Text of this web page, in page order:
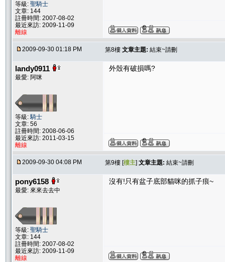
等級: 聖騎士
文章: 144
註冊時間: 2007-08-02
最近來訪: 2009-11-09
離線
2009-09-30 01:18 PM 第8樓 文章主題: 結束~請刪
landy0911
最愛: 阿咪
等級:騎士
文章: 56
註冊時間: 2008-06-06
最近來訪: 2011-03-15
離線
外殼有破損嗎?
2009-09-30 04:08 PM 第9樓 [樓主] 文章主題: 結束~請刪
pony6158
最愛: 來來去去中
等級: 聖騎士
文章: 144
註冊時間: 2007-08-02
最近來訪: 2009-11-09
離線
沒有!只有盆子底部貓咪的抓子痕~